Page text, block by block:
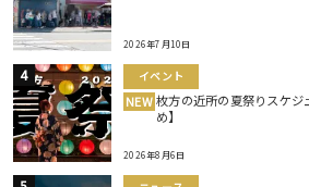
2026年7月10日
イベント
NEW 枚方の近所の夏祭りスケジ
め】
2026年8月6日